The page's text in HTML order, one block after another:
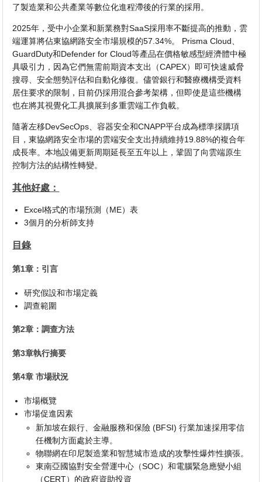
了製造業和公共產業等數位化進程滯後的行業的採用。
2025年，受中小企業和新業務對SaaS採用率不斷提高的推動，雲
端運算將佔東協網路安全市場規模的57.34%。 Prisma Cloud、
GuardDuty和Defender for Cloud等產品在價格敏感型經濟體中極
具吸引力，因為它們無需前期資本支出（CAPEX）即可快速威脅
搜尋、安全態勢評估和自動化修復。儘管銀行和醫療機構受資料
居住要求的限制，目前仍採用混合參考架構，但即使是這些機構
也在將其視覺化工具擴展到多重雲端工作負載。
隨著左移DevSecOps、容器安全和CNAPP平台成為標準採購項
目，東協網路安全市場的雲端安全支出持續維持19.88%的複合年
成長率。本地設備更新周期延長至五年以上，鞏固了向雲端原生
控制方法的結構性轉變。
其他好處：
Excel格式的市場預測（ME）表
3個月的分析師支持
目錄
第1章：引言
研究假設和市場定義
調查範圍
第2章：調查方法
第3章執行摘要
第4章 市場狀況
市場概覽
市場促進因素
新加坡在銀行、金融服務和保險 (BFSI) 行業加速採用零信
任機制方面處於主導。
物聯網在印尼製造業和智慧城市造成的攻擊性爆炸性擴張。
東南亞國協對安全營運中心（SOC）和電腦緊急應變小組
（CERT）的政府資助投資